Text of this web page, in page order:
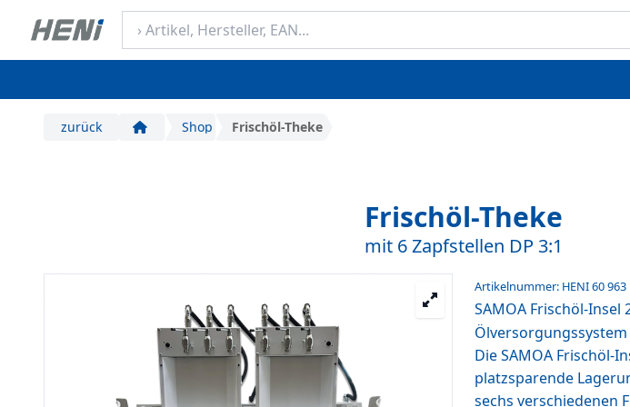
zurück Start Shop Frischöl-Theke
Frischöl-Theke
mit 6 Zapfstellen DP 3:1
Artikelnummer: HENI 60 963
SAMOA Frischöl-Insel
Die SAMOA Frischöl-
platzsparende
sechs verschiedenen